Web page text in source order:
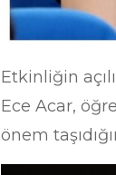
Etkinliğin
Ece Acar,
önem